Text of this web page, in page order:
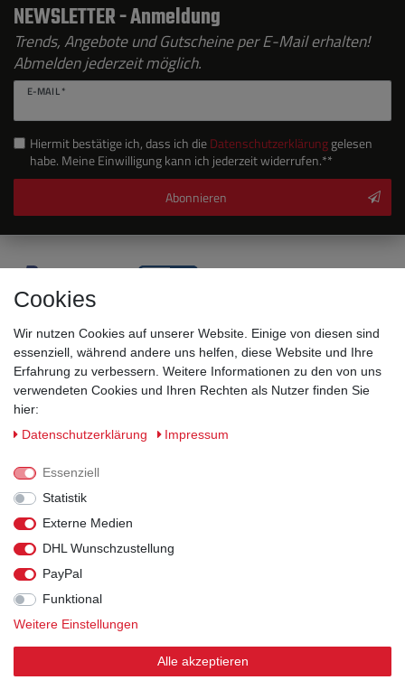
NEWSLETTER - Anmeldung
Trends, Angebote und Gutscheine per E-Mail erhalten!
Abmelden jederzeit möglich.
E-MAIL *
Hiermit bestätige ich, dass ich dieDaten­schutz­erklärunggelesen
habe. Meine Einwilligung kann ich jederzeit widerrufen.**
Abonnieren
Sicherheitsklassen
Informationen
Versand
Rechtliches
© 2026 Arbeitsschuhe und Arbeitskleidung kaufen
| HKB24.de - Alle Rechte vorbehalten.
Cookies
Wir nutzen Cookies auf unserer Website. Einige von diesen sind
essenziell, während andere uns helfen, diese Website und Ihre
Erfahrung zu verbessern. Weitere Informationen zu den von uns
verwendeten Cookies und Ihren Rechten als Nutzer finden Sie
hier:
Daten­schutz­erklärung
Impressum
Essenziell
Statistik
Externe Medien
DHL Wunschzustellung
PayPal
Funktional
Weitere Einstellungen
Alle akzeptieren